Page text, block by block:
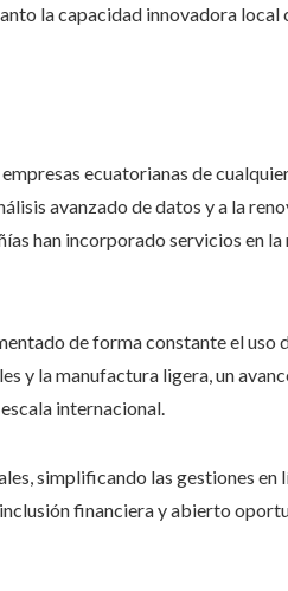
la capacidad innovadora
ecuatorianas de
avanzado de datos y a la
han incorporado servicios en
de forma constante el uso
y la manufactura ligera, un
internacional.
simplificando las gestiones en
financiera y abierto